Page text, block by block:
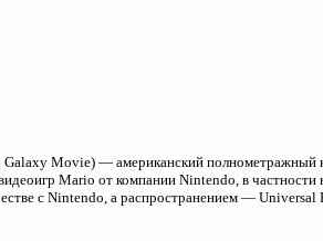
Galaxy Movie) — американский
Mario от компании Nintendo, в
с Nintendo, а распространением — Universal